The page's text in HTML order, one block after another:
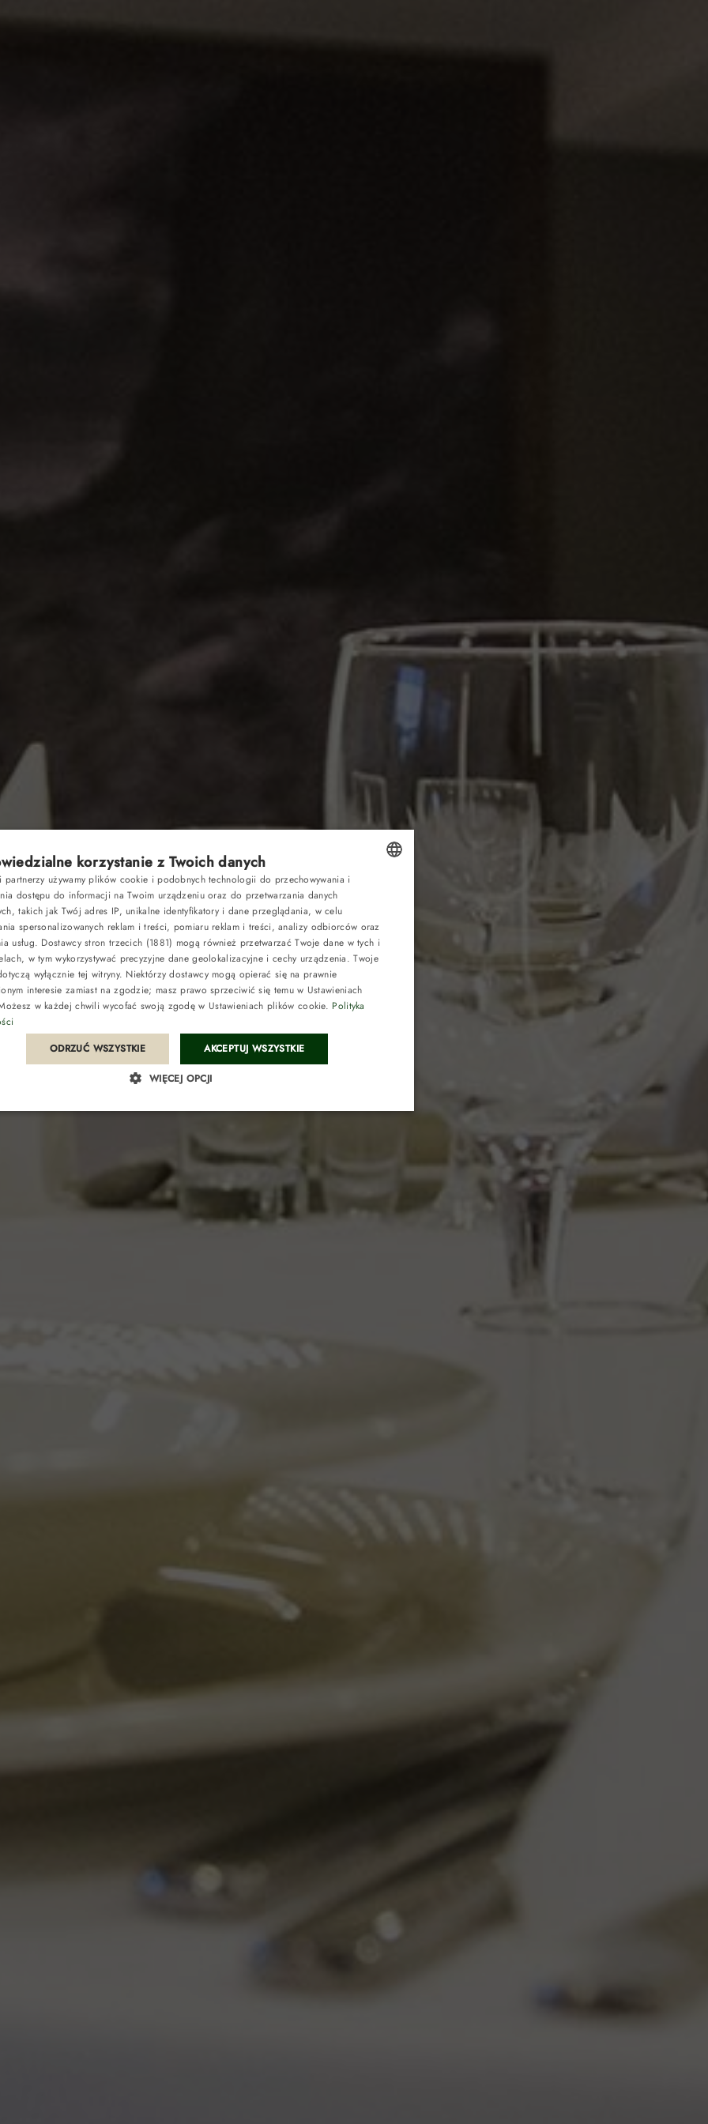
Pakiety
Kup voucher
Opinie
Integracje i pikniki
Imprezy okolicznościowe
GERMAN
korzystanie z Twoich danych
partnerzy używamy plików cookie i podobnych technologii do przechowywania i
dostępu do informacji na Twoim urządzeniu oraz do przetwarzania danych
takich jak Twój adres IP, unikalne identyfikatory i dane przeglądania, w celu
spersonalizowanych reklam i treści, pomiaru reklam i treści, analizy odbiorców oraz
usług. Dostawcy stron trzecich (1881) mogą również przetwarzać Twoje dane w tych i
w tym wykorzystywać precyzyjne dane geolokalizacyjne i cechy urządzenia. Twoje
wyłącznie tej witryny. Niektórzy dostawcy mogą opierać się na prawnie
interesie zamiast na zgodzie; masz prawo sprzeciwić się temu w Ustawieniach
w każdej chwili wycofać swoją zgodę w Ustawieniach plików cookie. Polityka
AKCEPTUJ WSZYSTKIE
ODRZUĆ WSZYSTKIE
WIĘCEJ OPCJI